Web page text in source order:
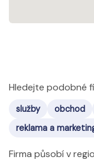
Hledejte podobné
služby obchod
reklama a
Firma působí v